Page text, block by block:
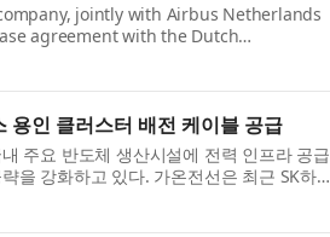
jointly with Airbus Netherlands
agreement with the Dutch
for a plot at the NL Space Campus,
용인 클러스터 배전 케이블 공급
주요 반도체 생산시설에 전력 인프라 공급
을 강화하고 있다. 가온전선은 최근 SK하이
에 수백억 원 규모의 배전 케이블을 공급했